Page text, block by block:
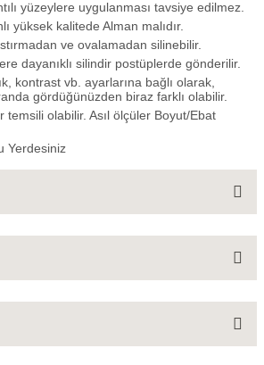
yüzeylere uygulanması tavsiye edilmez.
yüksek kalitede Alman malıdır.
ve ovalamadan silinebilir.
dayanıklı silindir postüplerde gönderilir.
kontrast vb. ayarlarına bağlı olarak,
gördüğünüzden biraz farklı olabilir.
temsili olabilir. Asıl ölçüler Boyut/Ebat
Yerdesiniz
henüz soru sorulmamış.